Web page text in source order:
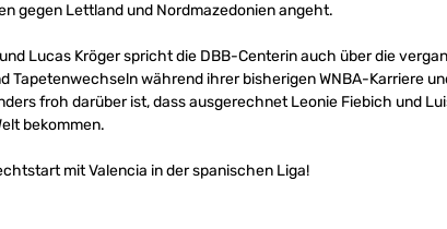
gegen Lettland und Nordmazedonien angeht.
Lucas Kröger spricht die DBB-Centerin auch über die
Tapetenwechseln während ihrer bisherigen WNBA-Karriere
froh darüber ist, dass ausgerechnet Leonie Fiebich und
bekommen.
mit Valencia in der spanischen Liga!